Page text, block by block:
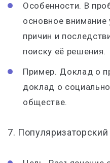
Особенности. В
основное
причин и
поиску её решения.
Пример. Доклад о
доклад о
обществе.
7.